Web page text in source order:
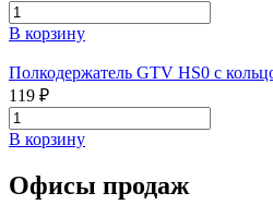
В корзину
Полкодержатель GTV HS0 с
119 ₽
В корзину
Офисы продаж